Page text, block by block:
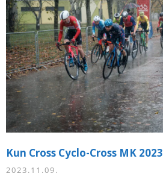
Kun Cross Cyclo-Cross MK 2023
2023.11.09.